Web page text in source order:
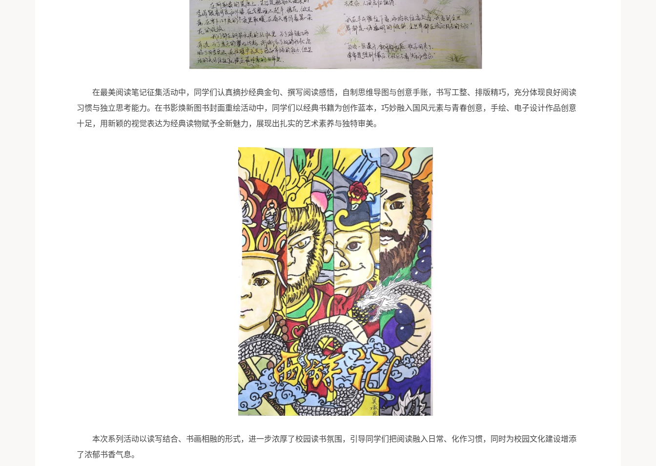
在最美阅读笔记征集活动中，同学们认真摘抄经典金句、撰写阅读感悟，自制思维导图与创意手账，书写工整、排版精巧，充分体现良好阅读
习惯与独立思考能力。在书影焕新图书封面重绘活动中，同学们以经典书籍为创作蓝本，巧妙融入国风元素与青春创意，手绘、电子设计作品创意
十足，用新颖的视觉表达为经典读物赋予全新魅力，展现出扎实的艺术素养与独特审美。
本次系列活动以读写结合、书画相融的形式，进一步浓厚了校园读书氛围，引导同学们把阅读融入日常、化作习惯，同时为校园文化建设增添
了浓郁书香气息。